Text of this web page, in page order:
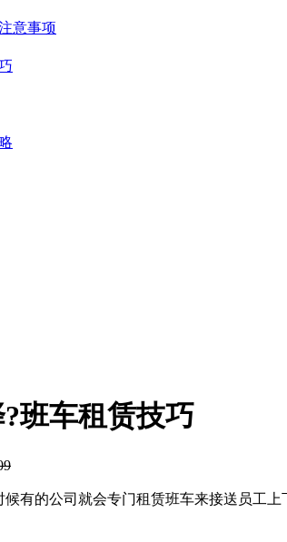
意事项
班车租赁技巧
有的公司就会专门租赁班车来接送员工